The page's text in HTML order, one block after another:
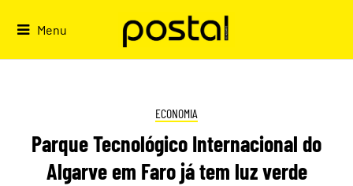
Menu
ECONOMIA
Parque Tecnológico Internacional do
Algarve em Faro já tem luz verde